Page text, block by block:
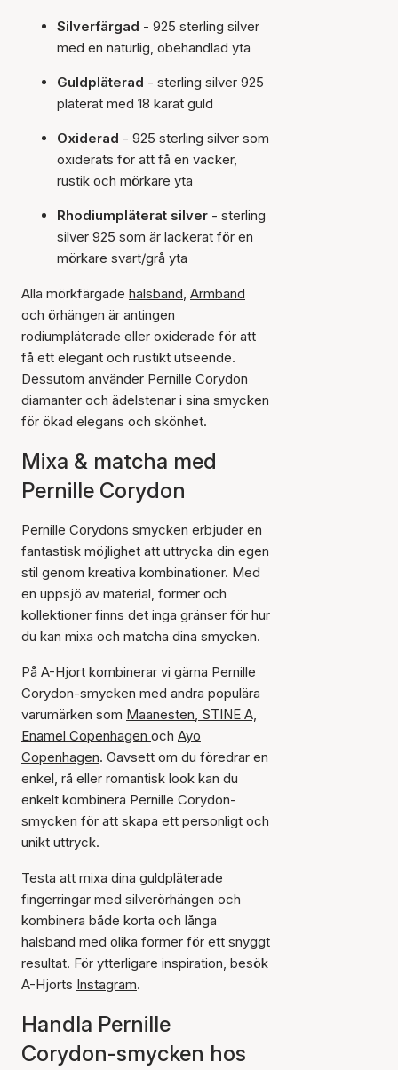
Silverfärgad - 925 sterling silver
med en naturlig, obehandlad yta
Guldpläterad - sterling silver 925
pläterat med 18 karat guld
Oxiderad - 925 sterling silver som
oxiderats för att få en vacker,
rustik och mörkare yta
Rhodiumpläterat silver - sterling
silver 925 som är lackerat för en
mörkare svart/grå yta
Alla mörkfärgade halsband, Armband
och örhängen är antingen
rodiumpläterade eller oxiderade för att
få ett elegant och rustikt utseende.
Dessutom använder Pernille Corydon
diamanter och ädelstenar i sina smycken
för ökad elegans och skönhet.
Mixa & matcha med
Pernille Corydon
Pernille Corydons smycken erbjuder en
fantastisk möjlighet att uttrycka din egen
stil genom kreativa kombinationer. Med
en uppsjö av material, former och
kollektioner finns det inga gränser för hur
du kan mixa och matcha dina smycken.
På A-Hjort kombinerar vi gärna Pernille
Corydon-smycken med andra populära
varumärken som Maanesten, STINE A,
Enamel Copenhagen och Ayo
Copenhagen. Oavsett om du föredrar en
enkel, rå eller romantisk look kan du
enkelt kombinera Pernille Corydon-
smycken för att skapa ett personligt och
unikt uttryck.
Testa att mixa dina guldpläterade
fingerringar med silverörhängen och
kombinera både korta och långa
halsband med olika former för ett snyggt
resultat. För ytterligare inspiration, besök
A-Hjorts Instagram.
Handla Pernille
Corydon-smycken hos